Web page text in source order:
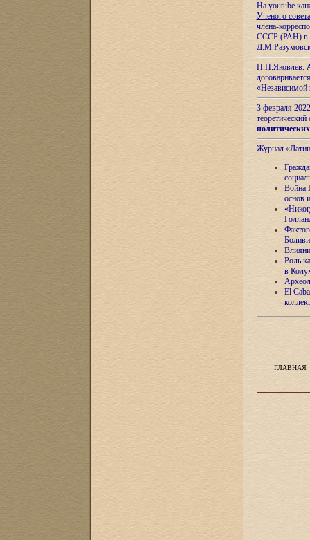
На youtube
Ученого
члена-
СССР (РАН) в
П.П.Яковлев.
«Независимой
3 февраля
теоретический
Журнал
Война
основ
Роль
в
El
ГЛАВНАЯ